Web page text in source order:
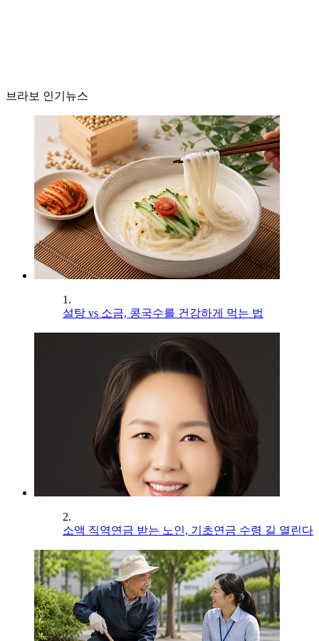
브라보 인기뉴스
1.
설탕 vs 소금, 콩국수를 건강하게 먹는 법
2.
소액 직역연금 받는 노인, 기초연금 수령 길 열린다